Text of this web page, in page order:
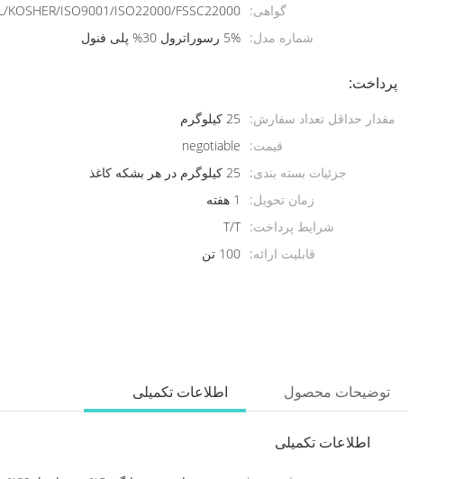
گواهی: KOSHER/ISO9001/ISO22000/FSSC22000
شماره مدل: 5% رسوراترول 30% پلی فنول
پرداخت:
مقدار حداقل تعداد سفارش:
25 کیلوگرم
قیمت:
negotiable
جزئیات بسته بندی:
25 کیلوگرم در هر بشکه کاغذ
زمان تحویل:
1 هفته
شرایط پرداخت: T/T
قابلیت ارائه: 100 تن
اطلاعات تکمیلی توضیحات محصول
اطلاعات تکمیلی